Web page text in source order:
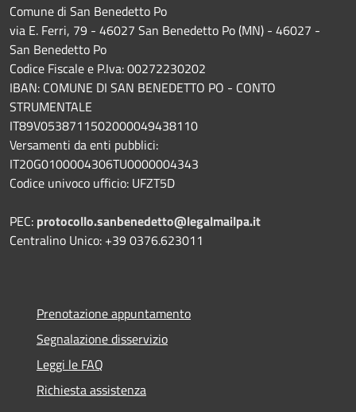
Comune di San Benedetto Po
via E. Ferri, 79 - 46027 San Benedetto Po (MN) - 46027 -
San Benedetto Po
Codice Fiscale e P.Iva: 00272230202
IBAN: COMUNE DI SAN BENEDETTO PO - CONTO
STRUMENTALE
IT89V0538711502000049438110
Versamenti da enti pubblici:
IT20G0100004306TU0000004343
Codice univoco ufficio: UFZT5D
PEC: protocollo.sanbenedetto@legalmailpa.it
Centralino Unico: +39 0376.623011
Prenotazione appuntamento
Segnalazione disservizio
Leggi le FAQ
Richiesta assistenza